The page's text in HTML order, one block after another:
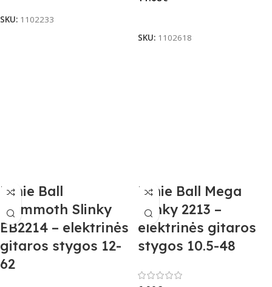
SKU: 1102233
SKU: 1102618
Ernie Ball
Mammoth Slinky
EB2214 – elektrinės
gitaros stygos 12-
62
Ernie Ball Mega
Slinky 2213 –
elektrinės gitaros
stygos 10.5-48